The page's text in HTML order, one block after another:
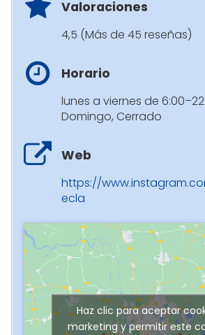
Valoraciones
4,5 (Más de 45 reseñas)
Horario
lunes a viernes de
Domingo, Cerrado
Web
https://
ecla
Haz clic para aceptar
marketing y permitir este